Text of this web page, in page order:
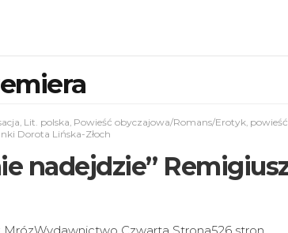
, Lit. polska, Powieść obyczajowa/Romans/Erotyk, powieść
Dorota Lińska-Złoch
nadejdzie”